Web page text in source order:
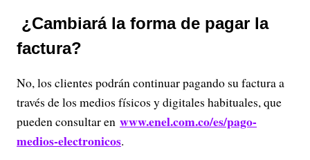
¿Cambiará la forma de pagar la
factura?
No, los clientes podrán continuar pagando su factura a
través de los medios físicos y digitales habituales, que
pueden consultar en www.enel.com.co/es/pago-
medios-electronicos.